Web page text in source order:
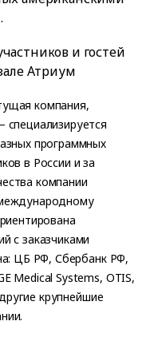
и гостей
Атриум
компания,
программных
в России и за
компании
с заказчиками
ЦБ РФ, Сбербанк РФ,
Medical Systems, OTIS,
крупнейшие